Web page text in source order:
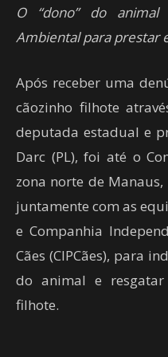
O “dono” do
Ambiental para prestar
Após receber uma
cãozinho filhote
deputada estadual e
Darc (PL), foi até o
zona norte de
juntamente com as
e Companhia
Cães (CIPCães), para
do animal e
filhote.